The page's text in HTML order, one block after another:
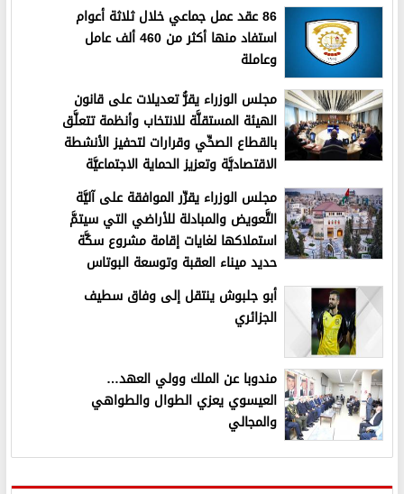
86 عقد عمل جماعي خلال ثلاثة أعوام
استفاد منها أكثر من 460 ألف عامل
وعاملة
مجلس الوزراء يقرُّ تعديلات على قانون
الهيئة المستقلَّة للانتخاب وأنظمة تتعلَّق
بالقطاع الصحِّي وقرارات لتحفيز الأنشطة
الاقتصاديَّة وتعزيز الحماية الاجتماعيَّة
مجلس الوزراء يقرِّر الموافقة على آليَّة
التَّعويض والمبادلة للأراضي التي سيتمَّ
استملاكها لغايات إقامة مشروع سكَّة
حديد ميناء العقبة وتوسعة البوتاس
أبو جلبوش ينتقل إلى وفاق سطيف
الجزائري
مندوبا عن الملك وولي العهد…
العيسوي يعزي الطوال والطواهي
والمجالي